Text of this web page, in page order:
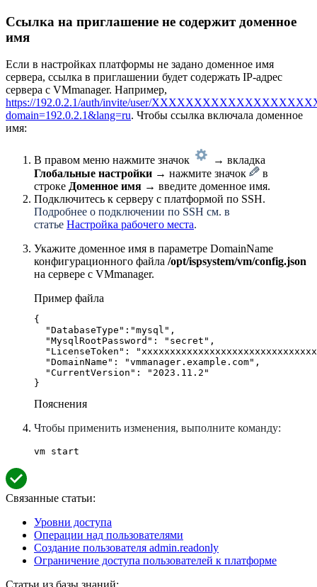
Ссылка на приглашение не содержит доменное
имя
Если в настройках платформы не задано доменное имя
сервера, ссылка в приглашении будет содержать IP-адрес
сервера с VMmanager. Например,
https://192.0.2.1/auth/invite/user/
domain=192.0.2.1&lang=ru. Чтобы ссылка включала доменное
имя:
В правом меню нажмите значок
→ вкладка
Глобальные настройки → нажмите значок
в
строке Доменное имя → введите доменное имя.
Подключитесь к серверу с платформой по SSH.
Подробнее о подключении по SSH см. в
статье Настройка рабочего места.
Укажите доменное имя в параметре DomainName
конфигурационного файла /opt/ispsystem/vm/config.json
на сервере с VMmanager.
Пример файла
{
"DatabaseType":"mysql",
  "MysqlRootPassword": "secret",
"LicenseToken":
  "DomainName": "vmmanager.example.com",
  "CurrentVersion": "2023.11.2"
}
Пояснения
Чтобы применить изменения, выполните команду:
vm start
Связанные статьи:
Уровни доступа
Операции над пользователями
Создание пользователя admin.readonly
Ограничение доступа пользователей к платформе